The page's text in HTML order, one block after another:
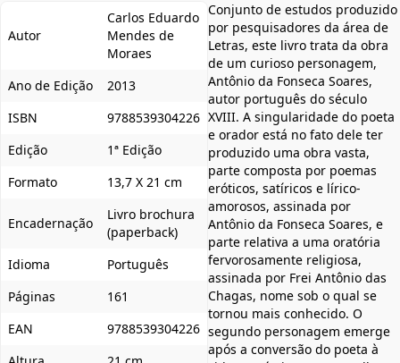
Autor
Carlos Eduardo
Mendes de
Moraes
Ano de Edição
2013
ISBN
9788539304226
Edição
1ª Edição
Formato
13,7 X 21 cm
Encadernação
Livro brochura
(paperback)
Idioma
Português
Páginas
161
EAN
9788539304226
Conjunto de estudos produzido
por pesquisadores da área de
Letras, este livro trata da obra
de um curioso personagem,
Antônio da Fonseca Soares,
autor português do século
XVIII. A singularidade do poeta
e orador está no fato dele ter
produzido uma obra vasta,
parte composta por poemas
eróticos, satíricos e lírico-
amorosos, assinada por
Antônio da Fonseca Soares, e
parte relativa a uma oratória
fervorosamente religiosa,
assinada por Frei Antônio das
Chagas, nome sob o qual se
tornou mais conhecido. O
segundo personagem emerge
após a conversão do poeta à